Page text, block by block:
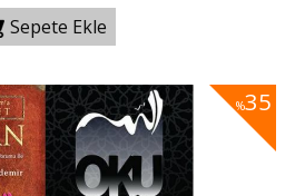
Sepete Ekle
%35